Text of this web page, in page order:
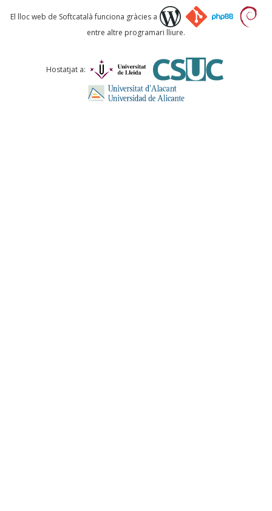
Què proposeu?
Comentari *
El lloc web de Softcatalà funciona gràcies a
entre altre programari lliure.
Hostatjat a: